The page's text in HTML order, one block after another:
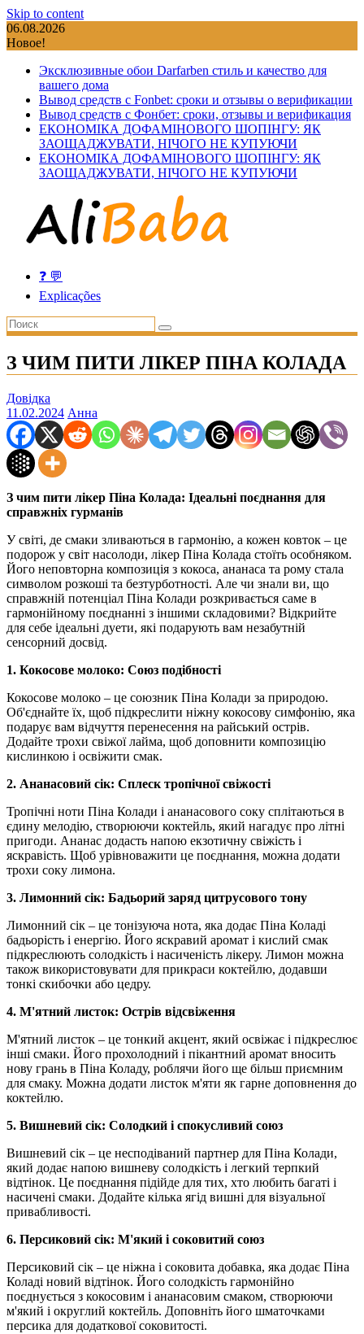
Skip to content
06.08.2026
Новое!
Эксклюзивные обои Darfarben стиль и качество для
вашего дома
Вывод средств с Fonbet: сроки и отзывы о верификации
Вывод средств с Фонбет: сроки, отзывы и верификация
ЕКОНОМІКА ДОФАМІНОВОГО ШОПІНГУ: ЯК
ЗАОЩАДЖУВАТИ, НІЧОГО НЕ КУПУЮЧИ
ЕКОНОМІКА ДОФАМІНОВОГО ШОПІНГУ: ЯК
ЗАОЩАДЖУВАТИ, НІЧОГО НЕ КУПУЮЧИ
❓ 💬
Explicações
З ЧИМ ПИТИ ЛІКЕР ПІНА КОЛАДА
Довідка
11.02.2024 Анна
З чим пити лікер Піна Колада: Ідеальні поєднання для
справжніх гурманів
У світі, де смаки зливаються в гармонію, а кожен ковток – це
подорож у світ насолоди, лікер Піна Колада стоїть особняком.
Його неповторна композиція з кокоса, ананаса та рому стала
символом розкоші та безтурботності. Але чи знали ви, що
справжній потенціал Піна Колади розкривається саме в
гармонійному поєднанні з іншими складовими? Відкрийте
для себе ідеальні дуети, які подарують вам незабутній
сенсорний досвід.
1. Кокосове молоко: Союз подібності
Кокосове молоко – це союзник Піна Колади за природою.
Об'єднайте їх, щоб підкреслити ніжну кокосову симфонію, яка
подарує вам відчуття перенесення на райський острів.
Додайте трохи свіжої лайма, щоб доповнити композицію
кислинкою і освіжити смак.
2. Ананасовий сік: Сплеск тропічної свіжості
Тропічні ноти Піна Колади і ананасового соку сплітаються в
єдину мелодію, створюючи коктейль, який нагадує про літні
пригоди. Ананас додасть напою екзотичну свіжість і
яскравість. Щоб урівноважити це поєднання, можна додати
трохи соку лимона.
3. Лимонний сік: Бадьорий заряд цитрусового тону
Лимонний сік – це тонізуюча нота, яка додає Піна Коладі
бадьорість і енергію. Його яскравий аромат і кислий смак
підкреслюють солодкість і насиченість лікеру. Лимон можна
також використовувати для прикраси коктейлю, додавши
тонкі скибочки або цедру.
4. М'ятний листок: Острів відсвіження
М'ятний листок – це тонкий акцент, який освіжає і підкреслює
інші смаки. Його прохолодний і пікантний аромат вносить
нову грань в Піна Коладу, роблячи його ще більш приємним
для смаку. Можна додати листок м'яти як гарне доповнення до
коктейлю.
5. Вишневий сік: Солодкий і спокусливий союз
Вишневий сік – це несподіваний партнер для Піна Колади,
який додає напою вишневу солодкість і легкий терпкий
відтінок. Це поєднання підійде для тих, хто любить багаті і
насичені смаки. Додайте кілька ягід вишні для візуальної
привабливості.
6. Персиковий сік: М'який і соковитий союз
Персиковий сік – це ніжна і соковита добавка, яка додає Піна
Коладі новий відтінок. Його солодкість гармонійно
поєднується з кокосовим і ананасовим смаком, створюючи
м'який і округлий коктейль. Доповніть його шматочками
персика для додаткової соковитості.